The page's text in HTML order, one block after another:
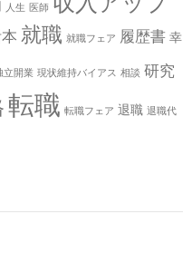
人生 医師
就職 就職フェア 履歴書 幸
立開業 現状維持バイアス 相談 研究
転職 転職フェア 退職 退職代